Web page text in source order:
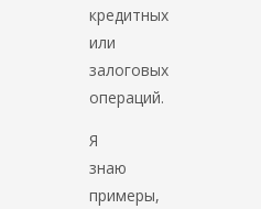
кредитных
или
залоговых
операций.
Я
знаю
примеры,